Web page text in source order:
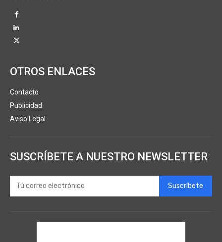
OTROS ENLACES
Contacto
Publicidad
Aviso Legal
SUSCRÍBETE A NUESTRO NEWSLETTER
Suscríbete